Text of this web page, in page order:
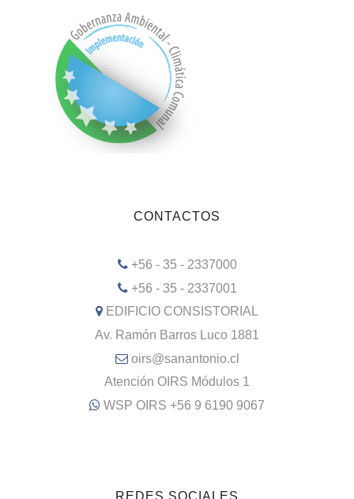
CONTACTOS
+56 - 35 - 2337000
+56 - 35 - 2337001
EDIFICIO CONSISTORIAL
Av. Ramón Barros Luco 1881
oirs@sanantonio.cl
Atención OIRS Módulos 1
WSP OIRS +56 9 6190 9067
REDES SOCIALES